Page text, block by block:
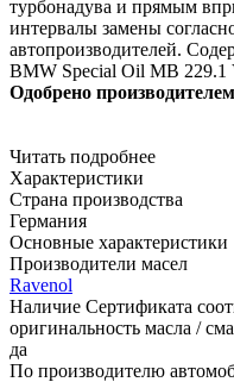
турбонадува и прямым
интервалы замены
автопроизводителей.
BMW Special Oil MB 229.1
Одобрено
Читать подробнее
Характеристики
Страна производства
Германия
Основные характеристики
Производители масел
Ravenol
Наличие Сертификата
оригинальность масла /
да
По производителю